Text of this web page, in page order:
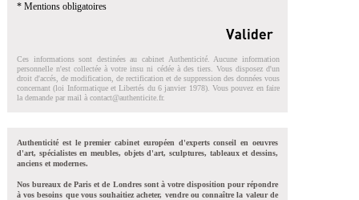
* Mentions obligatoires
Ces informations sont destinées au cabinet Authenticité. Aucune information
personnelle n'est collectée à votre insu ni cédée à des tiers. Vous disposez d'un
droit d'accés, de modification, de rectification et de suppression des données vous
concernant (loi Informatique et Libertés du 6 janvier 1978). Vous pouvez en faire
la demande par mail à contact@authenticite.fr.
Authenticité est le premier cabinet européen d'experts conseil en oeuvres
d'art, spécialistes en meubles, objets d'art, sculptures, tableaux et dessins,
anciens et modernes.
Nos bureaux de Paris et de Londres sont à votre disposition pour répondre
à vos besoins que vous souhaitiez acheter, vendre ou connaître la valeur de